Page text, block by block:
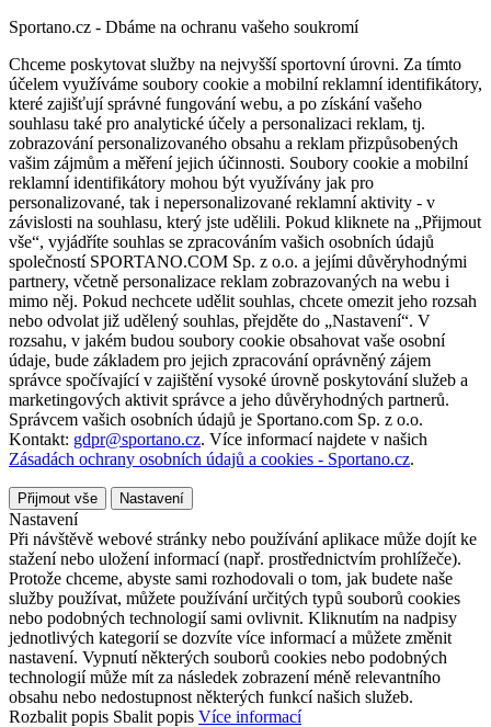
Sportano.cz - Dbáme na ochranu vašeho soukromí
Chceme poskytovat služby na nejvyšší sportovní úrovni. Za tímto
účelem využíváme soubory cookie a mobilní reklamní identifikátory,
které zajišťují správné fungování webu, a po získání vašeho
souhlasu také pro analytické účely a personalizaci reklam, tj.
zobrazování personalizovaného obsahu a reklam přizpůsobených
vašim zájmům a měření jejich účinnosti. Soubory cookie a mobilní
reklamní identifikátory mohou být využívány jak pro
personalizované, tak i nepersonalizované reklamní aktivity - v
závislosti na souhlasu, který jste udělili. Pokud kliknete na „Přijmout
vše“, vyjádříte souhlas se zpracováním vašich osobních údajů
společností SPORTANO.COM Sp. z o.o. a jejími důvěryhodnými
partnery, včetně personalizace reklam zobrazovaných na webu i
mimo něj. Pokud nechcete udělit souhlas, chcete omezit jeho rozsah
nebo odvolat již udělený souhlas, přejděte do „Nastavení“. V
rozsahu, v jakém budou soubory cookie obsahovat vaše osobní
údaje, bude základem pro jejich zpracování oprávněný zájem
správce spočívající v zajištění vysoké úrovně poskytování služeb a
marketingových aktivit správce a jeho důvěryhodných partnerů.
Správcem vašich osobních údajů je Sportano.com Sp. z o.o.
Kontakt: gdpr@sportano.cz. Více informací najdete v našich
Zásadách ochrany osobních údajů a cookies - Sportano.cz.
Přijmout vše Nastavení
Nastavení
Při návštěvě webové stránky nebo používání aplikace může dojít ke
stažení nebo uložení informací (např. prostřednictvím prohlížeče).
Protože chceme, abyste sami rozhodovali o tom, jak budete naše
služby používat, můžete používání určitých typů souborů cookies
nebo podobných technologií sami ovlivnit. Kliknutím na nadpisy
jednotlivých kategorií se dozvíte více informací a můžete změnit
nastavení. Vypnutí některých souborů cookies nebo podobných
technologií může mít za následek zobrazení méně relevantního
obsahu nebo nedostupnost některých funkcí našich služeb.
Rozbalit popis Sbalit popis Více informací